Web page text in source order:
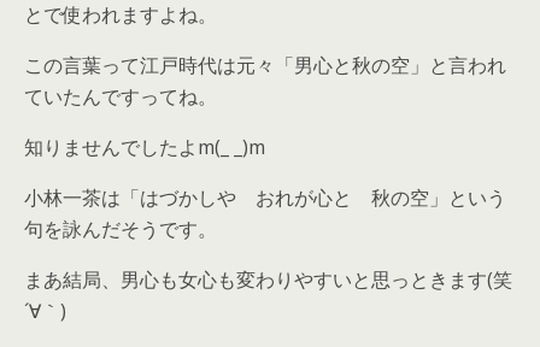
とで使われますよね。
この言葉って江戸時代は元々「男心と秋の空 」と言われ
ていたんですってね。
知りませんでしたよm(_ _)m
小林一茶は「はづかしや おれが心と 秋の空」という
句を詠んだそうです。
まあ結局、男心も女心も変わりやすいと思っときます(笑
´∀｀)